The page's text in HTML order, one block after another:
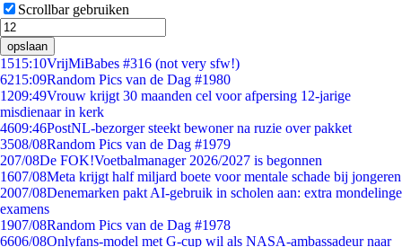
Scrollbar gebruiken
opslaan
1515:10VrijMiBabes #316 (not very sfw!)
6215:09Random Pics van de Dag #1980
1209:49Vrouw krijgt 30 maanden cel voor afpersing 12-jarige
misdienaar in kerk
4609:46PostNL-bezorger steekt bewoner na ruzie over pakket
3508/08Random Pics van de Dag #1979
207/08De FOK!Voetbalmanager 2026/2027 is begonnen
1607/08Meta krijgt half miljard boete voor mentale schade bij jongeren
2007/08Denemarken pakt AI-gebruik in scholen aan: extra mondelinge
examens
1907/08Random Pics van de Dag #1978
6606/08Onlyfans-model met G-cup wil als NASA-ambassadeur naar